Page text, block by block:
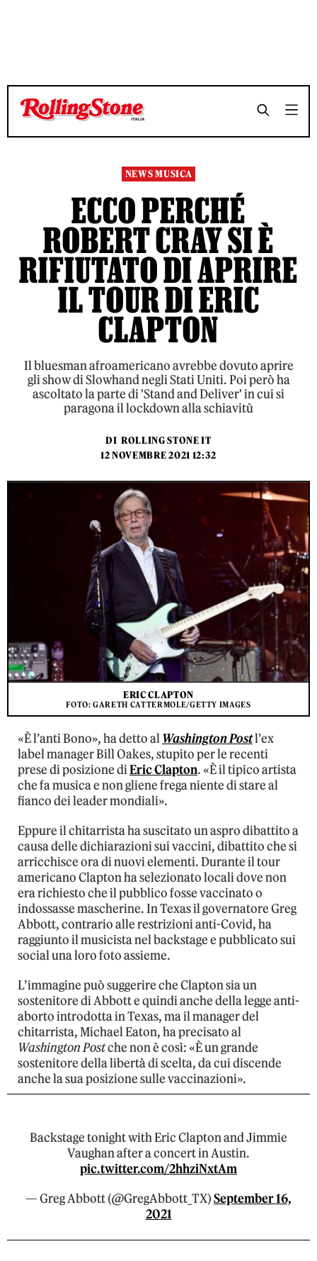
TEMPO DI LETTURA 4 MINUTI SHARE
TEMPO DI LETTURA 4 MINUTI SHARE
NEWS MUSICA
ECCO PERCHÉ
ROBERT CRAY SI È
RIFIUTATO DI APRIRE
IL TOUR DI ERIC
CLAPTON
Il bluesman afroamericano avrebbe dovuto aprire
gli show di Slowhand negli Stati Uniti. Poi però ha
ascoltato la parte di 'Stand and Deliver' in cui si
paragona il lockdown alla schiavitù
DI ROLLING STONE IT
12 NOVEMBRE 2021 12:32
ERIC CLAPTON
FOTO: GARETH CATTERMOLE/GETTY IMAGES
«È l’anti Bono», ha detto al Washington Postl’ex
label manager Bill Oakes, stupito per le recenti
prese di posizione diEric Clapton. «È il tipico artista
che fa musica e non gliene frega niente di stare al
fianco dei leader mondiali».
Eppure il chitarrista ha suscitato un aspro dibattito a
causa delle dichiarazioni sui vaccini, dibattito che si
arricchisce ora di nuovi elementi. Durante il tour
americano Clapton ha selezionato locali dove non
era richiesto che il pubblico fosse vaccinato o
indossasse mascherine. In Texas il governatore Greg
Abbott, contrario alle restrizioni anti-Covid, ha
raggiunto il musicista nel backstage e pubblicato sui
social una loro foto assieme.
L’immagine può suggerire che Clapton sia un
sostenitore di Abbott e quindi anche della legge anti-
aborto introdotta in Texas, ma il manager del
chitarrista, Michael Eaton, ha precisato al
Washington Postche non è così: «È un grande
sostenitore della libertà di scelta, da cui discende
anche la sua posizione sulle vaccinazioni».
Backstage tonight with Eric Clapton and Jimmie
Vaughan after a concert in Austin.
pic.twitter.com/2hhziNxtAm
— Greg Abbott (@GregAbbott_TX)September 16,
2021